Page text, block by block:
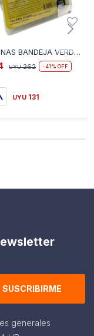
ACEITUNAS BANDEJA VERDES S/CAROZO RIO DE LA PLATA 660 GR
UYU 262 41
UYU 131
SUSCRIBIRME
generales